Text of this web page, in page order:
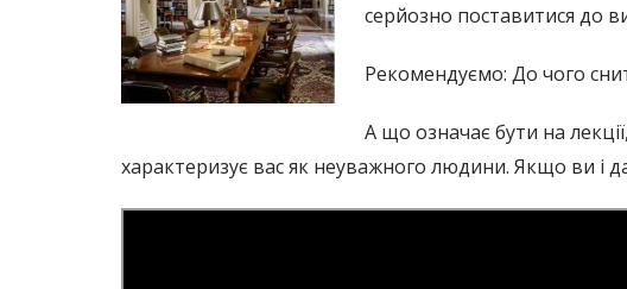
серйозно поставитися до
Рекомендуємо: До чого
А що означає бути на
характеризує вас як неуважного людини. Якщо ви і